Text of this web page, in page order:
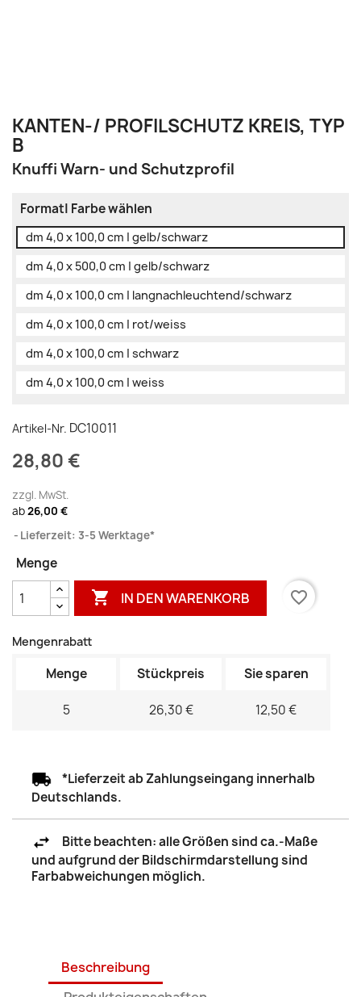
KANTEN-/ PROFILSCHUTZ KREIS, TYP
B
Knuffi Warn- und Schutzprofil
Format| Farbe wählen
dm 4,0 x 100,0 cm | gelb/schwarz
dm 4,0 x 500,0 cm | gelb/schwarz
dm 4,0 x 100,0 cm | langnachleuchtend/schwarz
dm 4,0 x 100,0 cm | rot/weiss
dm 4,0 x 100,0 cm | schwarz
dm 4,0 x 100,0 cm | weiss
Artikel-Nr. DC10011
28,80 €
zzgl. MwSt.
ab26,00 €
Lieferzeit: 3-5 Werktage*
Menge
 IN DEN WARENKORB favorite_border
Mengenrabatt
Menge Stückpreis Sie sparen
5 26,30 € 12,50 €
*Lieferzeit ab Zahlungseingang innerhalb
Deutschlands.
Bitte beachten: alle Größen sind ca.-Maße
und aufgrund der Bildschirmdarstellung sind
Farbabweichungen möglich.
Beschreibung